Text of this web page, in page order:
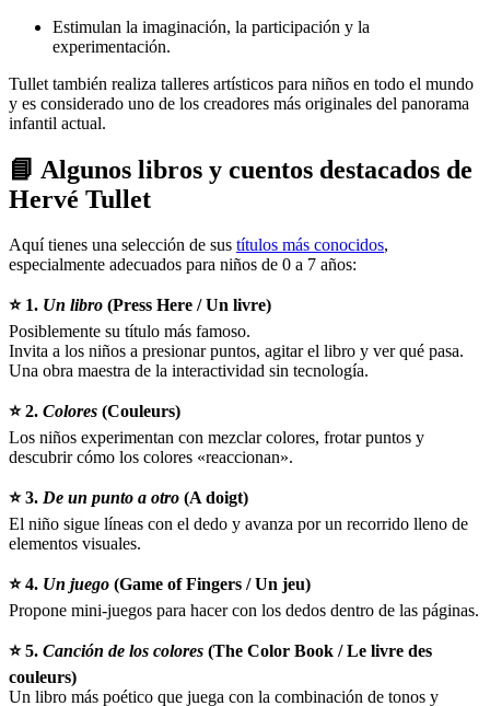
Estimulan la imaginación, la participación y la
experimentación.
Tullet también realiza talleres artísticos para niños en todo el mundo
y es considerado uno de los creadores más originales del panorama
infantil actual.
📘 Algunos libros y cuentos destacados de
Hervé Tullet
Aquí tienes una selección de sus títulos más conocidos,
especialmente adecuados para niños de 0 a 7 años:
⭐ 1. Un libro (Press Here / Un livre)
Posiblemente su título más famoso.
Invita a los niños a presionar puntos, agitar el libro y ver qué pasa.
Una obra maestra de la interactividad sin tecnología.
⭐ 2. Colores (Couleurs)
Los niños experimentan con mezclar colores, frotar puntos y
descubrir cómo los colores «reaccionan».
⭐ 3. De un punto a otro (A doigt)
El niño sigue líneas con el dedo y avanza por un recorrido lleno de
elementos visuales.
⭐ 4. Un juego (Game of Fingers / Un jeu)
Propone mini-juegos para hacer con los dedos dentro de las páginas.
⭐ 5. Canción de los colores (The Color Book / Le livre des
couleurs)
Un libro más poético que juega con la combinación de tonos y